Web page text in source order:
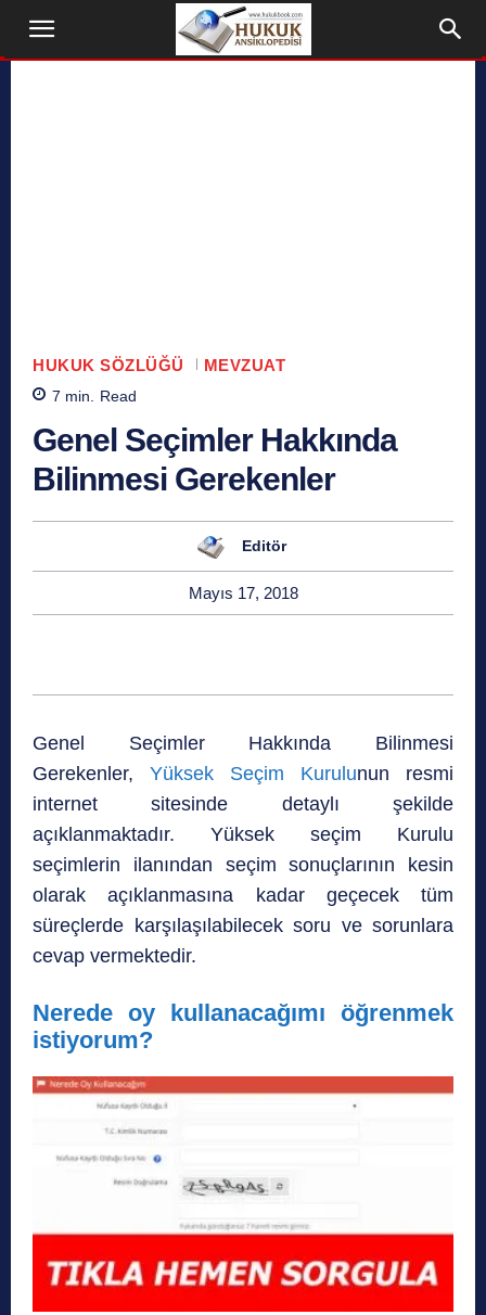
HUKUK SÖZLÜĞÜ MEVZUAT
7 min. Read
Genel Seçimler Hakkında
Bilinmesi Gerekenler
Editör
Mayıs 17, 2018
Genel Seçimler Hakkında Bilinmesi
Gerekenler, Yüksek Seçim Kurulunun resmi
internet sitesinde detaylı şekilde
açıklanmaktadır. Yüksek seçim Kurulu
seçimlerin ilanından seçim sonuçlarının kesin
olarak açıklanmasına kadar geçecek tüm
süreçlerde karşılaşılabilecek soru ve sorunlara
cevap vermektedir.
Nerede oy kullanacağımı öğrenmek
istiyorum?